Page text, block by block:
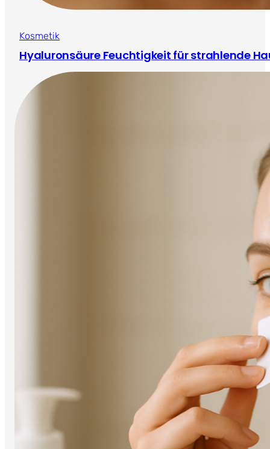
Kosmetik
Hyaluronsäure Feuchtigkeit für strahlende